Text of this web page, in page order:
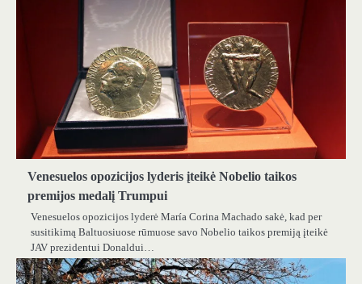
Venesuelos opozicijos lyderis įteikė Nobelio taikos
premijos medalį Trumpui
Venesuelos opozicijos lyderė María Corina Machado sakė, kad per
susitikimą Baltuosiuose rūmuose savo Nobelio taikos premiją įteikė
JAV prezidentui Donaldui…